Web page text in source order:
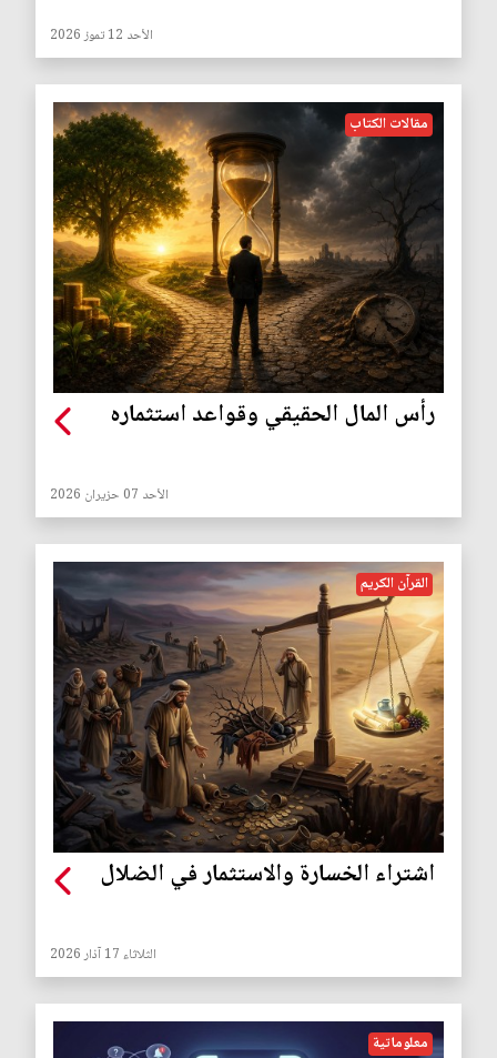
الأحد 12 تموز 2026
مقالات الكتاب
رأس المال الحقيقي وقواعد استثماره
الأحد 07 حزيران 2026
القرآن الكريم
اشتراء الخسارة والاستثمار في الضلال
الثلاثاء 17 آذار 2026
معلوماتية